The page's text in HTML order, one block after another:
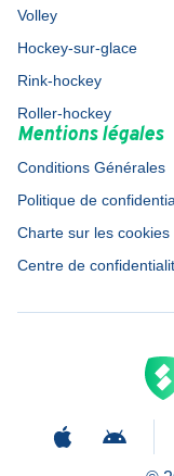
Volley
Hockey-sur-glace
Rink-hockey
Roller-hockey
Mentions légales
Conditions Générales
Politique de
Charte sur les cookies
Centre de